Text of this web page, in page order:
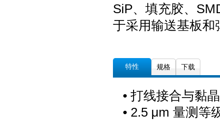
SiP、填充胶、
于采用输送基板和
特性 规格 下载
• 打线接合与黏
• 2.5 μm 量测等